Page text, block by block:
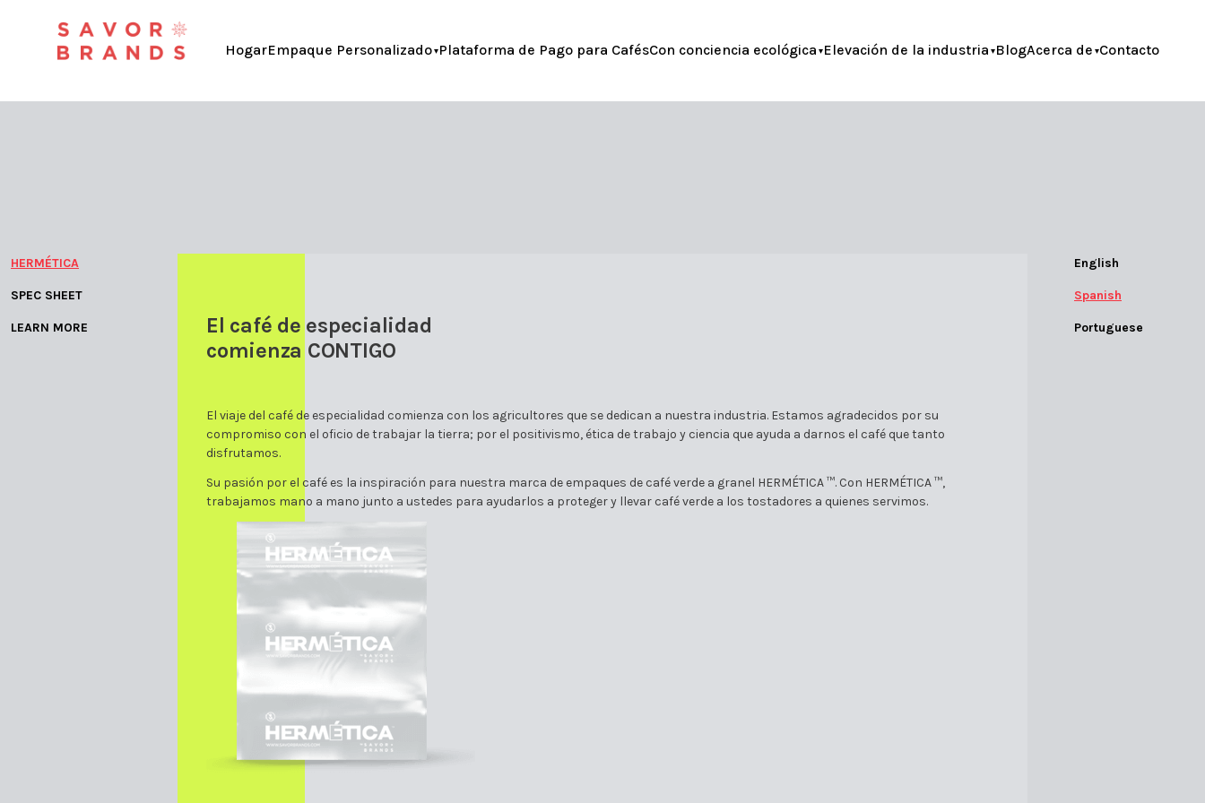
HogarEmpaque Personalizado Plataforma de Pago para CafésCon conciencia ecológica Elevación de la industria BlogAcerca de Contacto
HERMÉTICA
SPEC SHEET
LEARN MORE
El café de especialidad
comienza CONTIGO
El viaje del café de especialidad comienza con los agricultores que se dedican a nuestra industria. Estamos agradecidos por su
compromiso con el oficio de trabajar la tierra; por el positivismo, ética de trabajo y ciencia que ayuda a darnos el café que tanto
disfrutamos.
Su pasión por el café es la inspiración para nuestra marca de empaques de café verde a granel HERMÉTICA ™. Con HERMÉTICA ™,
trabajamos mano a mano junto a ustedes para ayudarlos a proteger y llevar café verde a los tostadores a quienes servimos.
English
Spanish
Portuguese